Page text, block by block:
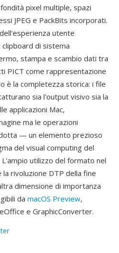
pixel multiple, spazi
JPEG e PackBits incorporati.
utente
clipboard di sistema
stampa e scambio dati tra
PICT come rappresentazione
è la completezza storica: i file
sia l'output visivo sia la
applicazioni Mac,
ma le operazioni
— un elemento prezioso
del visual computing del
utilizzo del formato nel
rivoluzione DTP della fine
dimensione di importanza
da macOS Preview,
e GraphicConverter.